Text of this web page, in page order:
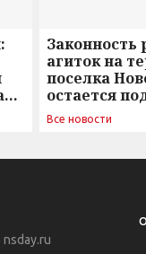
агиток на
поселка
остается
Все новости
nsday.ru